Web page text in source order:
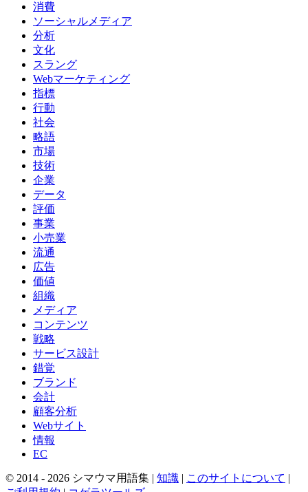
消費
ソーシャルメディア
分析
文化
スラング
Webマーケティング
指標
行動
社会
略語
市場
技術
企業
データ
評価
事業
小売業
流通
広告
価値
組織
メディア
コンテンツ
戦略
サービス設計
錯覚
ブランド
会計
顧客分析
Webサイト
情報
EC
© 2014 - 2026 シマウマ用語集 | 知識 | このサイトについて |